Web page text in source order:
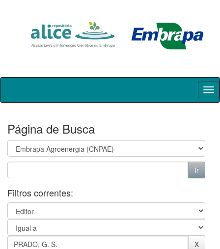
Skip
Página de Busca
Filtros correntes: